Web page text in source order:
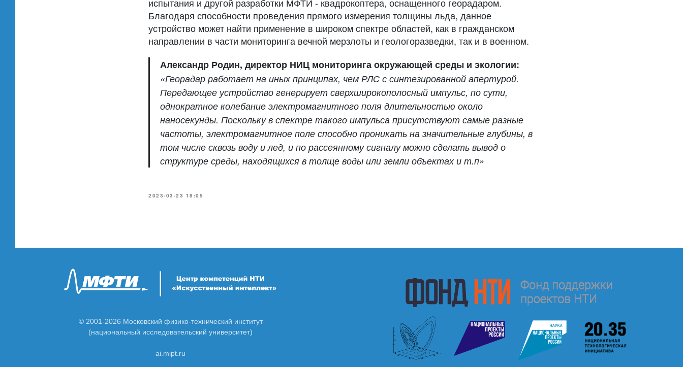
Благодаря способности проведения прямого измерения толщины льда, данное
устройство может найти применение в широком спектре областей, как в гражданском
направлении в части мониторинга вечной мерзлоты и геологоразведки, так и в военном.
Александр Родин, директор НИЦ мониторинга окружающей среды и экологии:
«Георадар работает на иных принципах, чем РЛС с синтезированной апертурой.
Передающее устройство генерирует сверхширокополосный импульс, по сути,
однократное колебание электромагнитного поля длительностью около
наносекунды. Поскольку в спектре такого импульса присутствуют самые разные
частоты, электромагнитное поле способно проникать на значительные глубины, в
том числе сквозь воду и лед, и по рассеянному сигналу можно сделать вывод о
структуре среды, находящихся в толще воды или земли объектах и т.п»
2023-03-23 18:05
© 2001-2026 Московский физико-технический институт
(национальный исследовательский университет)
ai.mipt.ru